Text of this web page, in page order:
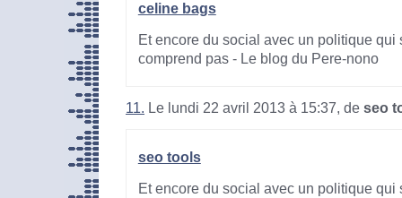
celine bags
Et encore du social avec un politique qui
comprend pas - Le blog du Pere-nono
11. Le lundi 22 avril 2013 à 15:37, de seo
seo tools
Et encore du social avec un politique qui